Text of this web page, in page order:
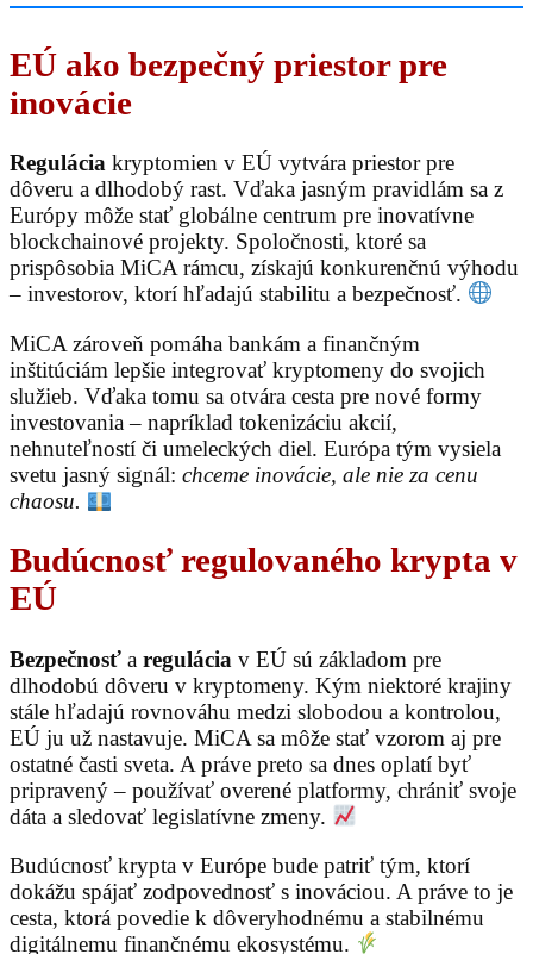
EÚ ako bezpečný priestor pre
inovácie
Regulácia kryptomien v EÚ vytvára priestor pre
dôveru a dlhodobý rast. Vďaka jasným pravidlám sa z
Európy môže stať globálne centrum pre inovatívne
blockchainové projekty. Spoločnosti, ktoré sa
prispôsobia MiCA rámcu, získajú konkurenčnú výhodu
– investorov, ktorí hľadajú stabilitu a bezpečnosť.
MiCA zároveň pomáha bankám a finančným
inštitúciám lepšie integrovať kryptomeny do svojich
služieb. Vďaka tomu sa otvára cesta pre nové formy
investovania – napríklad tokenizáciu akcií,
nehnuteľností či umeleckých diel. Európa tým vysiela
svetu jasný signál: chceme inovácie, ale nie za cenu
chaosu.
Budúcnosť regulovaného krypta v
EÚ
Bezpečnosť a regulácia v EÚ sú základom pre
dlhodobú dôveru v kryptomeny. Kým niektoré krajiny
stále hľadajú rovnováhu medzi slobodou a kontrolou,
EÚ ju už nastavuje. MiCA sa môže stať vzorom aj pre
ostatné časti sveta. A práve preto sa dnes oplatí byť
pripravený – používať overené platformy, chrániť svoje
dáta a sledovať legislatívne zmeny.
Budúcnosť krypta v Európe bude patriť tým, ktorí
dokážu spájať zodpovednosť s inováciou. A práve to je
cesta, ktorá povedie k dôveryhodnému a stabilnému
digitálnemu finančnému ekosystému.